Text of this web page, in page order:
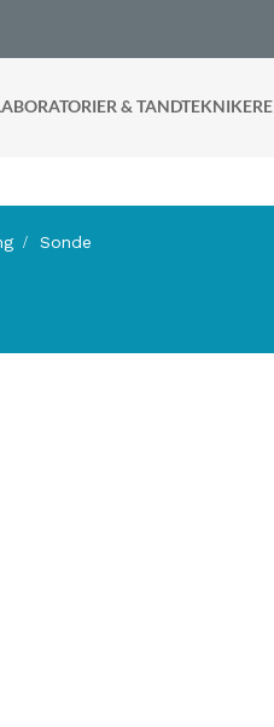
& TANDTEKNIKERE
Sonde